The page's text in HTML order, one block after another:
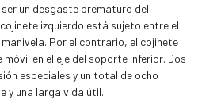
un desgaste prematuro del
izquierdo está sujeto entre el
Por el contrario, el cojinete
en el eje del soporte inferior. Dos
especiales y un total de ocho
y una larga vida útil.